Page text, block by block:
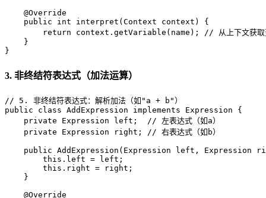
@Override
public
int interpret (Context context)
{
return context.getVariable(name);
// 从上下文获取
    }
}
3. 非终结符表达式（加法运算）
// 5. 非终结符表达式：解析加法（如"a + b"）
public
class AddExpression implements Expression {
private Expression left; // 左表达式（如a）
private Expression right; // 右表达式（如b）
public AddExpression (Expression left, Expression
this .left = left;
this .right = right;
    }
@Override